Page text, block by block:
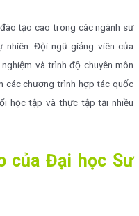
tạo cao trong các ngành sư
nhiên. Đội ngũ giảng viên của
và trình độ chuyên môn
các chương trình hợp tác quốc
học tập và thực tập tại nhiều
của Đại học Sư